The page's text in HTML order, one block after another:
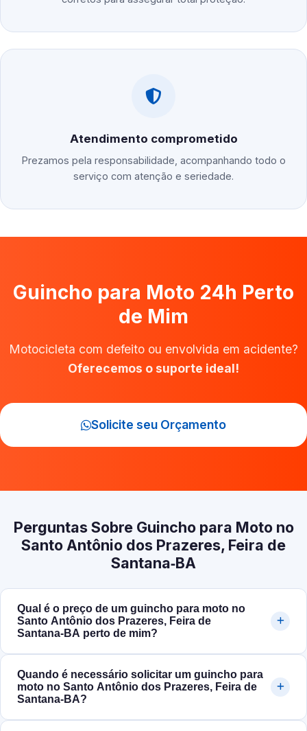
Atendimento comprometido
Prezamos pela responsabilidade, acompanhando todo o
serviço com atenção e seriedade.
Guincho para Moto 24h Perto
de Mim
Motocicleta com defeito ou envolvida em acidente?
Oferecemos o suporte ideal!
Solicite seu Orçamento
Perguntas Sobre Guincho para Moto no
Santo Antônio dos Prazeres, Feira de
Santana‑BA
Qual é o preço de um guincho para moto no
Santo Antônio dos Prazeres, Feira de
Santana‑BA perto de mim?
Quando é necessário solicitar um guincho para
moto no Santo Antônio dos Prazeres, Feira de
Santana‑BA?